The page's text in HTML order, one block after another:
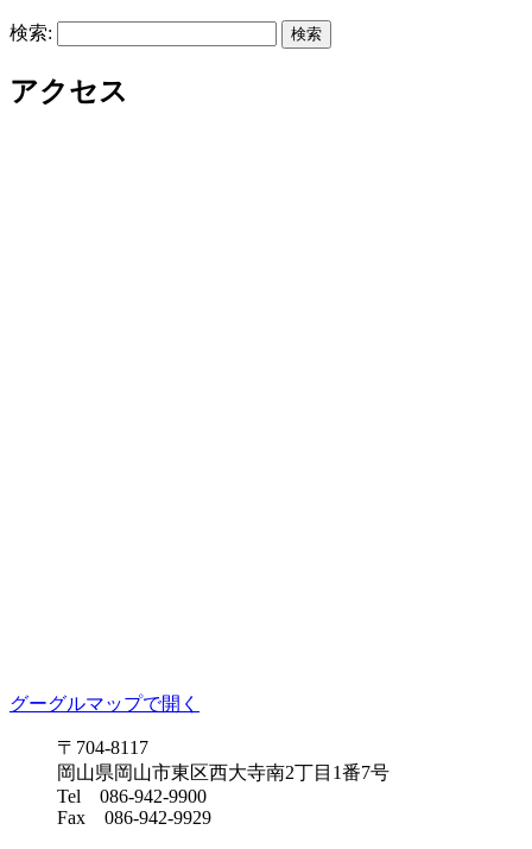
検索:
アクセス
グーグルマップで開く
〒704-8117
岡山県岡山市東区西大寺南2丁目1番7号
Tel 086-942-9900
Fax 086-942-9929